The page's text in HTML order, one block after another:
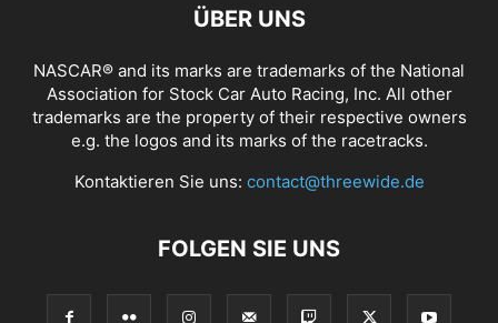
ÜBER UNS
NASCAR® and its marks are trademarks of the National
Association for Stock Car Auto Racing, Inc. All other
trademarks are the property of their respective owners
e.g. the logos and its marks of the racetracks.
Kontaktieren Sie uns: contact@threewide.de
FOLGEN SIE UNS